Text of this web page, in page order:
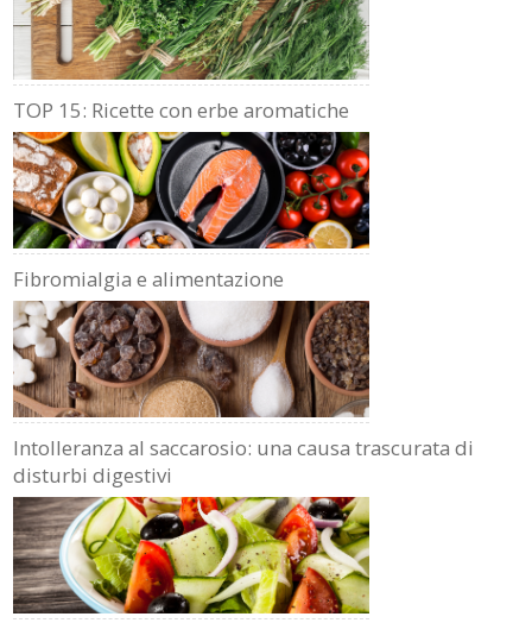
TOP 15: Ricette con erbe aromatiche
Fibromialgia e alimentazione
Intolleranza al saccarosio: una causa trascurata di
disturbi digestivi